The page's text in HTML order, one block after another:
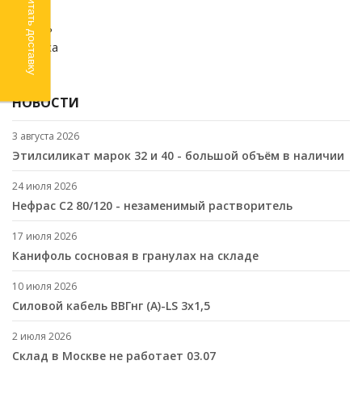
Химия
Кабель
Стройка
SALE
НОВОСТИ
3 августа 2026
Этилсиликат марок 32 и 40 - большой объём в наличии
24 июля 2026
Нефрас С2 80/120 - незаменимый растворитель
17 июля 2026
Канифоль сосновая в гранулах на складе
10 июля 2026
Cиловой кабель ВВГнг (A)-LS 3х1,5
2 июля 2026
Склад в Москве не работает 03.07